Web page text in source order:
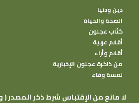
دين ودنيا
الصحة والحياة
كتًاب عجلون
أقلام عربية
أقلام وأراء
من ذاكرة عجلون الإخبارية
لمسة وفاء
( وكالة عجلون الإخبارية ) لا مانع من الإقتباس شرط ذكر المصدر